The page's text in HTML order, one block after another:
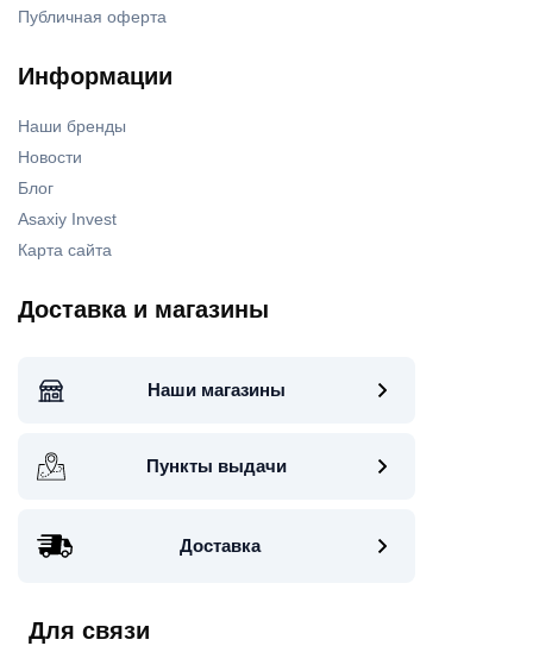
Публичная оферта
Информации
Наши бренды
Новости
Блог
Asaxiy Invest
Карта сайта
Доставка и магазины
Наши магазины
Пункты выдачи
Доставка
Для связи